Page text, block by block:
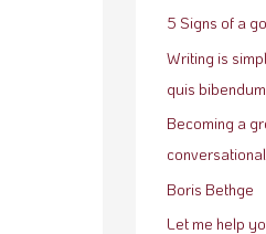
5 Signs of a
Writing is
quis bibendum
Becoming a
Boris Bethge
Let me help